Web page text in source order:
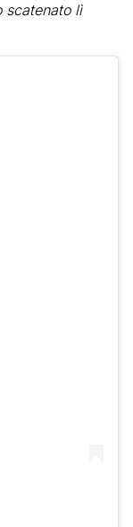
scatenato lì